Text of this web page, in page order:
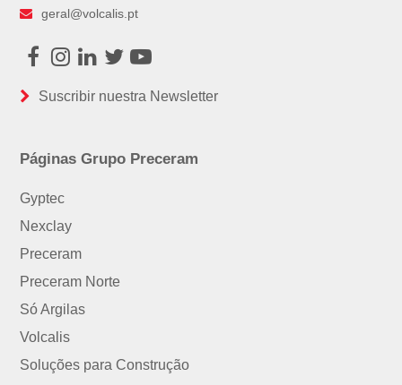
geral@volcalis.pt
Facebook
Instagram
LinkedIn
TwitterYoutube
Suscribir nuestra Newsletter
Páginas Grupo Preceram
Gyptec
Nexclay
Preceram
Preceram Norte
Só Argilas
Volcalis
Soluções para Construção